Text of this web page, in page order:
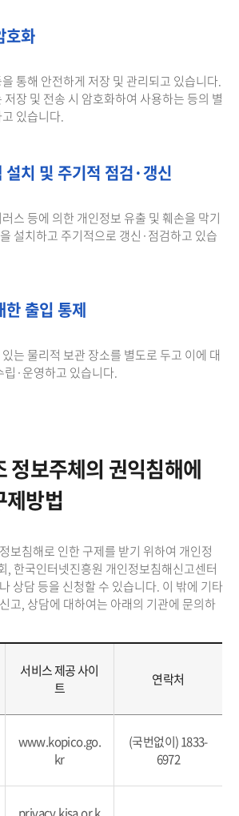
호화
통해 안전하게 저장 및 관리되고 있습니다.
장 및 전송 시 암호화하여 사용하는 등의 별
있습니다.
치 및 주기적 점검·갱신
스 등에 의한 개인정보 유출 및 훼손을 막기
설치하고 주기적으로 갱신·점검하고 있습
출입 통제
는 물리적 보관 장소를 별도로 두고 이에 대
립·운영하고 있습니다.
정보주체의 권익침해에
제방법
보침해로 인한 구제를 받기 위하여 개인정
, 한국인터넷진흥원 개인정보침해신고센터
상담 등을 신청할 수 있습니다. 이 밖에 기타
고, 상담에 대하여는 아래의 기관에 문의하
서비스 제공 사이
트
연락처
www.kopico.go.
kr
(국번없이) 1833-
6972
privacy.kisa.or.k